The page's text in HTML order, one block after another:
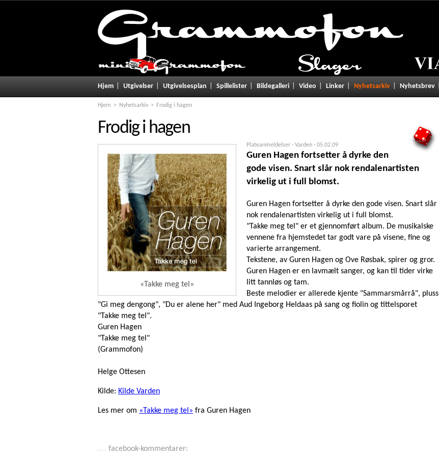
Hjem Utgivelser Utgivelsesplan Spillelister Bildegalleri Video Linker Nyhetsarkiv Nyhetsbrev
Hjem Nyhetsarkiv Frodig i hagen
Frodig i hagen
«Takke meg tel»
Plateanmeldelser · Varden · 05.02.09
Guren Hagen fortsetter å dyrke den
gode visen. Snart slår nok rendalenartisten
virkelig ut i full blomst.
Guren Hagen fortsetter å dyrke den gode visen. Snart slår
nok rendalenartisten virkelig ut i full blomst.
"Takke meg tel" er et gjennomført album. De musikalske
vennene fra hjemstedet tar godt vare på visene, fine og
varierte arrangement.
Tekstene, av Guren Hagen og Ove Røsbak, spirer og gror.
Guren Hagen er en lavmælt sanger, og kan til tider virke
litt tannløs og tam.
Beste melodier er allerede kjente "Sammarsmårrå", pluss
"Gi meg dengong", "Du er alene her" med Aud Ingeborg Heldaas på sang og fiolin og tittelsporet
"Takke meg tel".
Guren Hagen
"Takke meg tel"
(Grammofon)
Helge Ottesen
Kilde: Kilde Varden
Les mer om «Takke meg tel» fra Guren Hagen